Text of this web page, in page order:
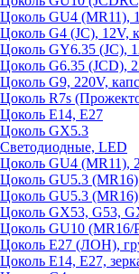
Цоколь GU4 (MR11),
Цоколь G4 (JC), 12V,
Цоколь GY6.35 (JC),
Цоколь G6.35 (JCD),
Цоколь G9, 220V,
Цоколь R7s
Цоколь E14, E27
Цоколь GX5.3
Светодиодные, LED
Цоколь GU4 (MR11),
Цоколь GU5.3
Цоколь GU5.3
Цоколь GX53, G53,
Цоколь GU10 (MR16/
Цоколь Е27 (ЛОН),
Цоколь Е14, Е27,